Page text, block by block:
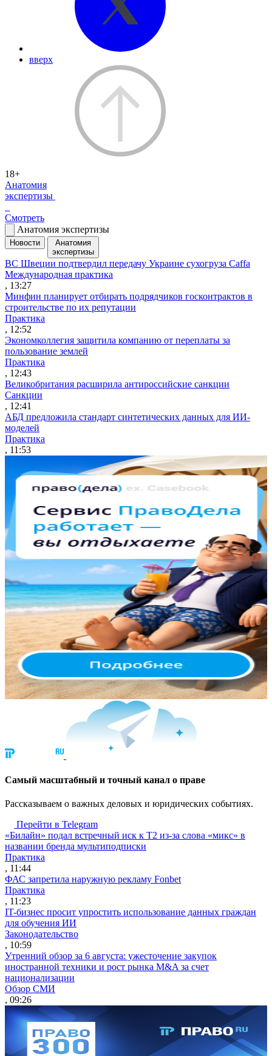
вверх
18+
Анатомия
экспертизы
Смотреть
Анатомия экспертизы
Новости
Анатомия
экспертизы
ВС Швеции подтвердил передачу Украине сухогруза Caffa
Международная практика
, 13:27
Минфин планирует отбирать подрядчиков госконтрактов в
строительстве по их репутации
Практика
, 12:52
Экономколлегия защитила компанию от переплаты за
пользование землей
Практика
, 12:43
Великобритания расширила антироссийские санкции
Санкции
, 12:41
АБД предложила стандарт синтетических данных для ИИ-
моделей
Практика
, 11:53
Cамый масштабный и точный канал о праве
Рассказываем о важных деловых и юридических событиях.
Перейти в Telegram
«Билайн» подал встречный иск к Т2 из-за слова «микс» в
названии бренда мультиподписки
Практика
, 11:44
ФАС запретила наружную рекламу Fonbet
Практика
, 11:23
IT-бизнес просит упростить использование данных граждан
для обучения ИИ
Законодательство
, 10:59
Утренний обзор за 6 августа: ужесточение закупок
иностранной техники и рост рынка M&A за счет
национализации
Обзор СМИ
, 09:26